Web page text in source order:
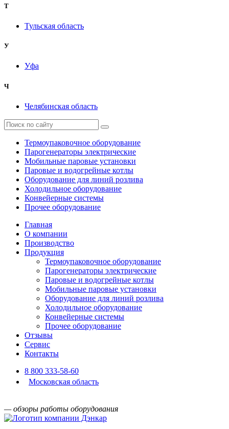
Т
Тульская область
У
Уфа
Ч
Челябинская область
Термоупаковочное оборудование
Парогенераторы электрические
Мобильные паровые установки
Паровые и водогрейные котлы
Оборудование для линий розлива
Холодильное оборудование
Конвейерные системы
Прочее оборудование
Главная
О компании
Производство
Продукция
Термоупаковочное оборудование
Парогенераторы электрические
Паровые и водогрейные котлы
Мобильные паровые установки
Оборудование для линий розлива
Холодильное оборудование
Конвейерные системы
Прочее оборудование
Отзывы
Сервис
Контакты
8 800 333-58-60
Московская область
— обзоры работы оборудования